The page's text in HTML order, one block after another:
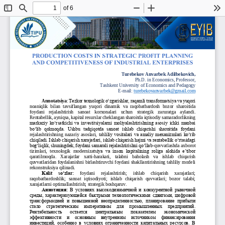
Toggle
Sidebar
Find
of 6
Zoom
Out
In
“YANGI O‘ZBEKISTON IQTISODIYOTINI RIVOJLANTIRISHNING DOLZARB MASALALARI:
INVESTITSIYALAR, RAQAMLI VA YASHIL IQTISODIYOT, IQTISODIYOTNI MODERNIZATSIYA QILISH”
Turebekov Anvarbek Adilbekovich,
Ph.D. in Economics, Professor,
Tashkent University of Economics and Pedagogy
E-mail: turebekovanvarbek@gmail.com
Annotatsiya: Tezkor texnologik o‘zgarishlar, raqamli transformatsiya va yuqori
noaniqlik  bilan  tavsiflangan  yuqori  dinamik  va  raqobatbardosh  bozor  sharoitida
foydani    rejalashtirish    sanoat    korxonalari    uchun    strategik    zaruratga    aylandi.
Rentabellik, ayniqsa, kapital resurslar cheklangan sharoitda iqtisodiy samaradorlikning
markaziy ko‘rsatkichi va investitsiyalarni moliyalashtirishning asosiy ichki manbai
bo‘lib  qolmoqda.  Ushbu  tadqiqotda  sanoat  ishlab  chiqarishi  sharoitida  foydani
rejalashtirishning  nazariy  asoslari,  tahliliy vositalari va amaliy mexanizmlari ko‘rib
chiqiladi. Ishlab chiqarish xarajatlari, ishlab chiqarish hajmi va rentabellik o‘rtasidagi
bog‘liqlik, shuningdek, foydani samarali rejalashtirishni qo‘llab-quvvatlashda axborot
tizimlari,  texnologik  modernizatsiya  va  inson  kapitalining  roliga  alohida  e’tibor
qaratilmoqda.
Xarajatlar   xatti-harakati,   talabni   baholash   va   ishlab   chiqarish
quvvatlaridan foydalanishni birlashtiruvchi foydani shakllantirishning tahliliy modeli
rekonstruksiya qilinadi.
Kalit  so‘zlar:
foydani rejalashtirish; ishlab chiqarish
xarajatlari;
raqobatbardoshlik;  sanoat  iqtisodiyoti;  ishlab  chiqarish  quvvatlari;  bozor  talabi;
xarajatlarni optimallashtirish; strategik boshqaruv.
Аннотация: В условиях высокодинамичной и конкурентной рыночной
среды, характеризующейся быстрыми технологическими сдвигами, цифровой
трансформацией  и  повышенной  неопределенностью,  планирование  прибыли
стало  стратегическим  императивом  для  промышленных  предприятий.
Рентабельность   остается   центральным   показателем   экономической
эффективности  и  основным  внутренним  источником  финансирования
инвестиций,  особенно  в  условиях  ограниченности  капитальных  ресурсов.  В